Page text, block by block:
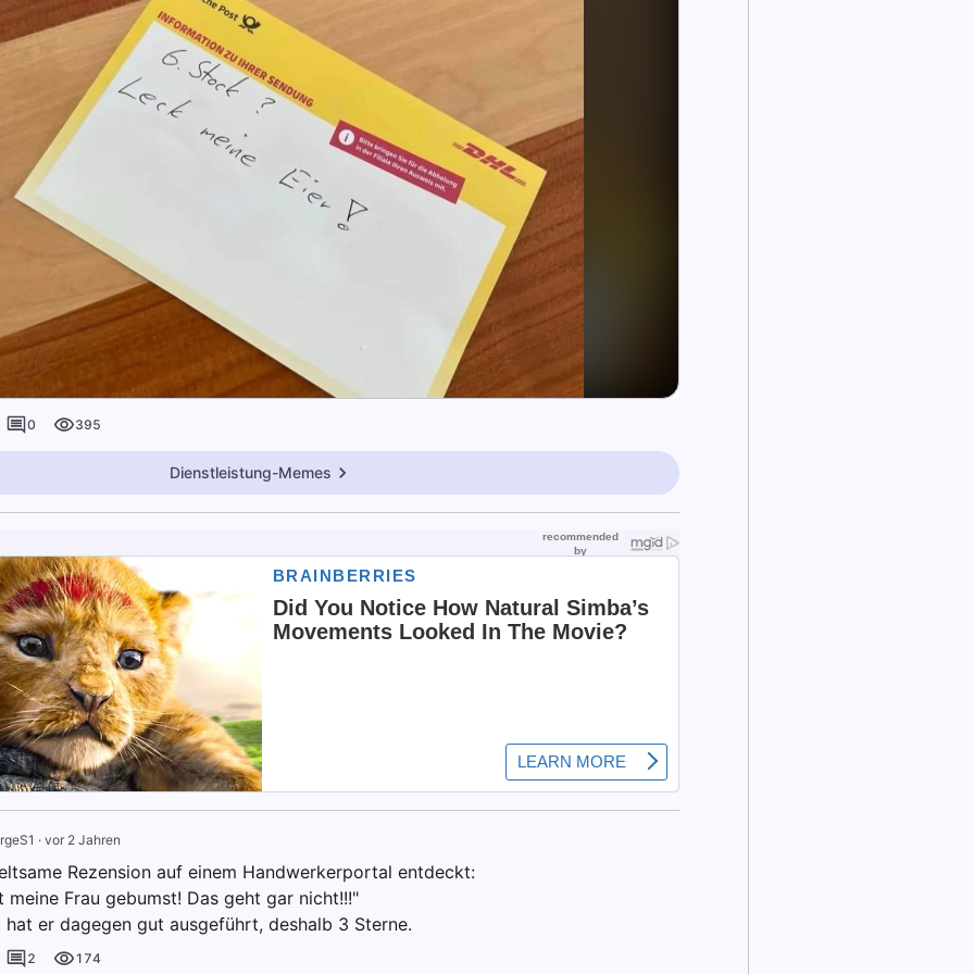
0 395
Dienstleistung-Memes
· vor 2 Jahren
Rezension auf einem Handwerkerportal entdeckt:
meine Frau gebumst! Das geht gar nicht!!!"
hat er dagegen gut ausgeführt, deshalb 3 Sterne.
2 174